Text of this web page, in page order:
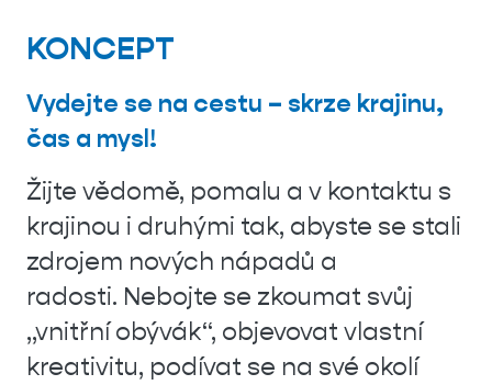
KONCEPT
Vydejte se na cestu – skrze krajinu,
čas a mysl!
Žijte vědomě, pomalu a v kontaktu s
krajinou i druhými tak, abyste se stali
zdrojem nových nápadů a
radosti. Nebojte se zkoumat svůj
„vnitřní obývák“, objevovat vlastní
kreativitu, podívat se na své okolí